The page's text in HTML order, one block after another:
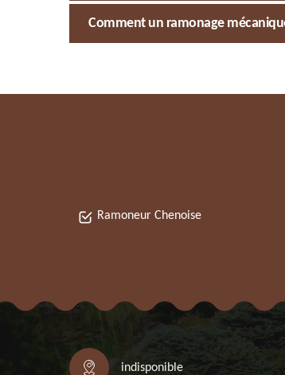
Comment un ramonage
Ramoneur Chenoise
indisponible